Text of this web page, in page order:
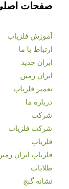
صفحات
آموزش فلزیاب
ارتباط با ما
ایران جدید
ایران زمین
تعمیر فلزیاب
درباره ما
شرکت
شرکت فلزیاب
فلزیاب
فلزیاب ایران
طلایاب
نشانه گنج